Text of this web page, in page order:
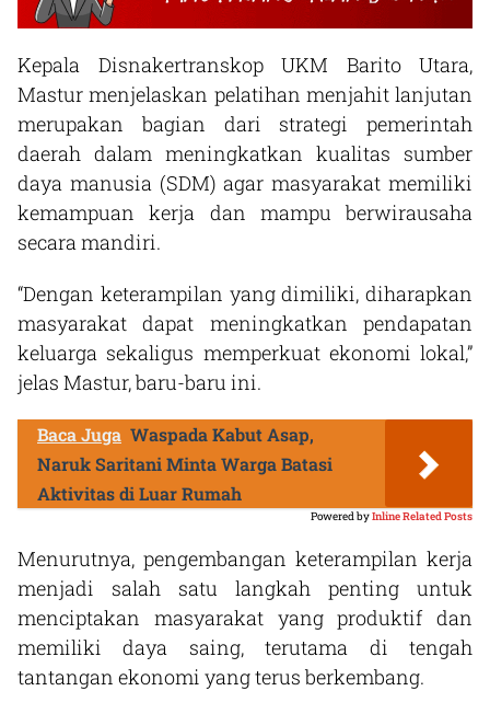
Kepala Disnakertranskop UKM Barito Utara,
Mastur menjelaskan pelatihan menjahit lanjutan
merupakan bagian dari strategi pemerintah
daerah dalam meningkatkan kualitas sumber
daya manusia (SDM) agar masyarakat memiliki
kemampuan kerja dan mampu berwirausaha
secara mandiri.
“Dengan keterampilan yang dimiliki, diharapkan
masyarakat dapat meningkatkan pendapatan
keluarga sekaligus memperkuat ekonomi lokal,”
jelas Mastur, baru-baru ini.
Baca Juga Waspada Kabut Asap,
Naruk Saritani Minta Warga Batasi
Aktivitas di Luar Rumah
Powered byInline Related Posts
Menurutnya, pengembangan keterampilan kerja
menjadi salah satu langkah penting untuk
menciptakan masyarakat yang produktif dan
memiliki daya saing, terutama di tengah
tantangan ekonomi yang terus berkembang.